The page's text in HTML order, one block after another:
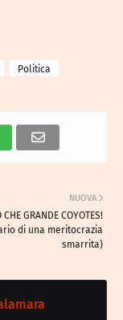
Politica
NUOVA
CHE GRANDE COYOTES!
di una meritocrazia
smarrita)